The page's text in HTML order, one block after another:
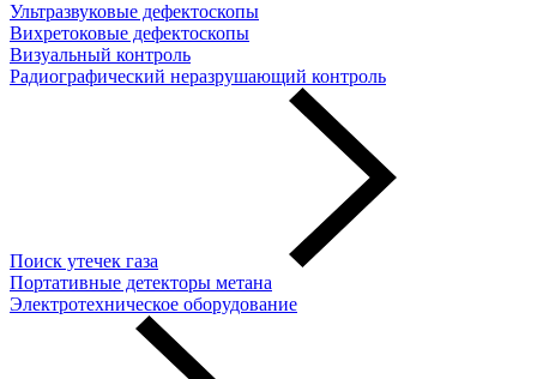
Ультразвуковые дефектоскопы
Вихретоковые дефектоскопы
Визуальный контроль
Радиографический неразрушающий контроль
Поиск утечек газа
Портативные детекторы метана
Электротехническое оборудование